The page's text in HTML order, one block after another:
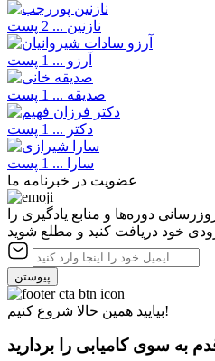
نازنین ... 2 پست
آرزو ... 1 پست
صدیقه ... 1 پست
دکتر ... 1 پست
سارا ... 1 پست
عضویت در خبرنامه ما
دوره‌ها و منابع یادگیری را
خود دریافت کنید و مطلع شوید
پیوستن
بیایید همین حالا شروع کنیم!